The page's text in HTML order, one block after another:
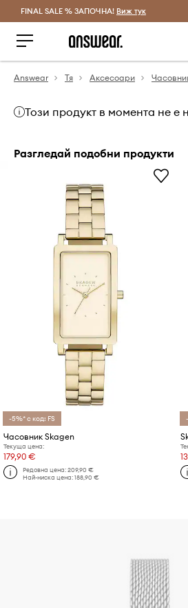
Спестявай с Answear
FINAL SALE % ЗАПОЧНА! Виж тук
Answear Тя Аксесоари
Този продукт в момента не е
Разгледай подобни продукти
-5%* с код: FS
Часовник Skagen
Текуща цена:
179,90 €
Редовна цена:209,90 €
Най-ниска цена:188,90 €